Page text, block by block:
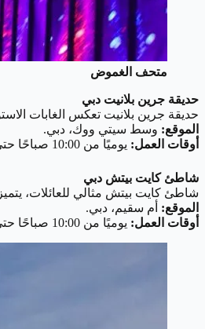
متحف الغموض
حديقة جرين بلانيت دبي
حديقة جرين بلانيت تعكس الغابات
الموقع: وسط سيتي ووك، دبي.
أوقات العمل: يوميًا من 10:00 صباحًا حتى 06:00 مساءً.
شاطئ كايت بيتش دبي
شاطئ كايت بيتش مثالي للعائلات،
الموقع: أم سقيم، دبي.
أوقات العمل: يوميًا من 10:00 صباحًا حتى 10:00 مساءً.